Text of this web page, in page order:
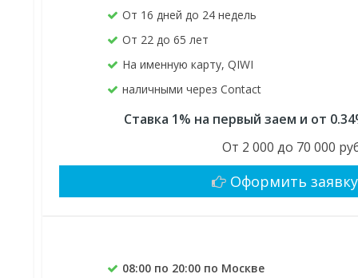
От 16 дней до 24 недель
От 22 до 65 лет
На именную карту, QIWI
наличными через Contact
Ставка 1% на первый заем и от
От 2 000 до 70 000
Оформить заявку
08:00 по 20:00 по Москве